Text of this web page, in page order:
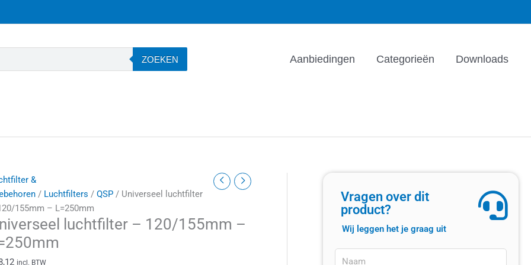
ZOEKEN Aanbiedingen Categorieën Downloads
&
/ Luchtfilters / QSP/ Universeel luchtfilter
155mm – L=250mm
luchtfilter – 120/155mm –
incl. BTW
155mm
Vragen over dit
product?
Wij leggen het je graag uit